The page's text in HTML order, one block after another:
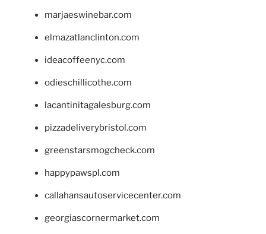
marjaeswinebar.com
elmazatlanclinton.com
ideacoffeenyc.com
odieschillicothe.com
lacantinitagalesburg.com
pizzadeliverybristol.com
greenstarsmogcheck.com
happypawspl.com
callahansautoservicecenter.com
georgiascornermarket.com